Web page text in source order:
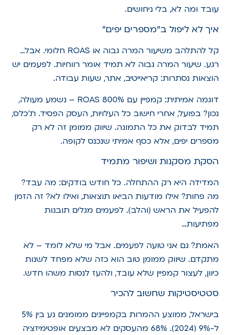
עובד ומה לא, בלי ניחושים.
איך לא ליפול ב"מספרים יפים"
קל להתלהב משיעור המרה גבוה או ROAS חלומי. אבל…
רגע. שיעור המרה גבוה לא תמיד אומר רווחיות. לפעמים יש
הוצאות נסתרות: קריאייטיב, אתר, שעות עבודה.
דוגמה אמיתית: קמפיין עם ROAS 800% – נשמע מעולה,
נכון? בפועל, אחרי חישוב כל העלויות, העסק הפסיד. ת'כלס,
תמיד לבדוק את כל התמונה. שיווק ממומן זה לא רק
מספרים יפים, אלא כסף אמיתי שנכנס לקופה.
הסקת מסקנות ושיפור מתמיד
המדידה היא רק ההתחלה. כל חודש בודקים: מה עבד?
מה פחות? אילו מודעות הביאו תוצאות, ואילו לא? זה הזמן
להפעיל את הראש (והלב). לפעמים מגלים תובנות
מפתיעות…
האמת? גם אני טועה לפעמים. אבל מי שלא לומד – לא
מתקדם. שיווק ממומן טוב הוא כזה שלא מפחד לשנות
כיוון, לעצור קמפיין שלא עובד, ולהעז לנסות משהו חדש.
סטטיסטיקות שחשוב להכיר
בישראל, ממוצע ההמרות בקמפיינים ממומנים נע בין 5%
ל-9% (2024). 68% מהעסקים לא מבצעים אופטימיזציה